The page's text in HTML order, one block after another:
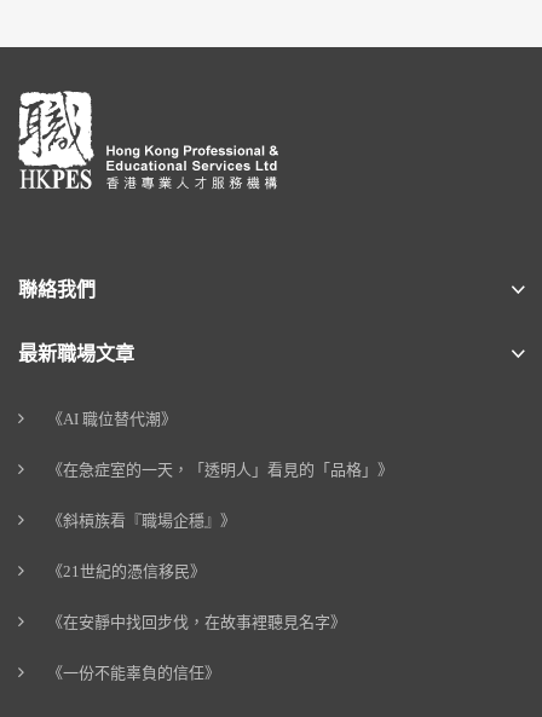
聯絡我們
最新職場文章
《AI 職位替代潮》
《在急症室的一天，「透明人」看見的「品格」》
《斜槓族看『職場企穩』》
《21世紀的憑信移民》
《在安靜中找回步伐，在故事裡聽見名字》
《一份不能辜負的信任》